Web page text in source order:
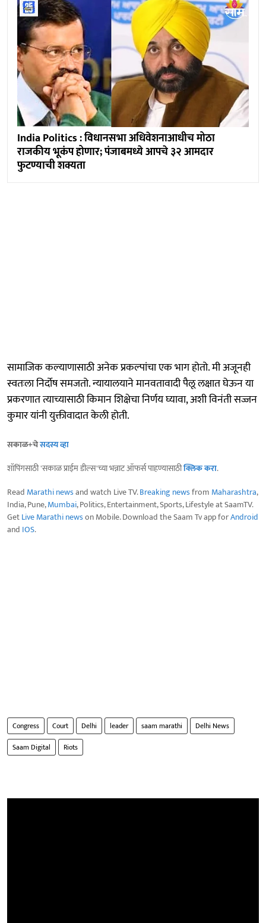
India Politics : विधानसभा अधिवेशनाआधीच मोठा
राजकीय भूकंप होणार; पंजाबमध्ये आपचे ३२ आमदार
फुटण्याची शक्यता
सामाजिक कल्याणासाठी अनेक प्रकल्पांचा एक भाग होतो. मी अजूनही
स्वतःला निर्दोष समजतो. न्यायालयाने मानवतावादी पैलू लक्षात घेऊन या
प्रकरणात त्याच्यासाठी किमान शिक्षेचा निर्णय घ्यावा, अशी विनंती सज्जन
कुमार यांनी युक्तीवादात केली होती.
सकाळ+चेसदस्य व्हा
शॉपिंगसाठी 'सकाळ प्राईम डील्स'च्या भन्नाट ऑफर्स पाहण्यासाठीक्लिक करा.
Read Marathi newsand watch Live TV.Breaking newsfrom Maharashtra,
India, Pune,Mumbai, Politics, Entertainment, Sports, Lifestyle at SaamTV.
GetLive Marathi newson Mobile. Download the Saam Tv app forAndroid
and IOS.
Congress Court Delhi leader saam marathi
Delhi News
Saam Digital
Riots